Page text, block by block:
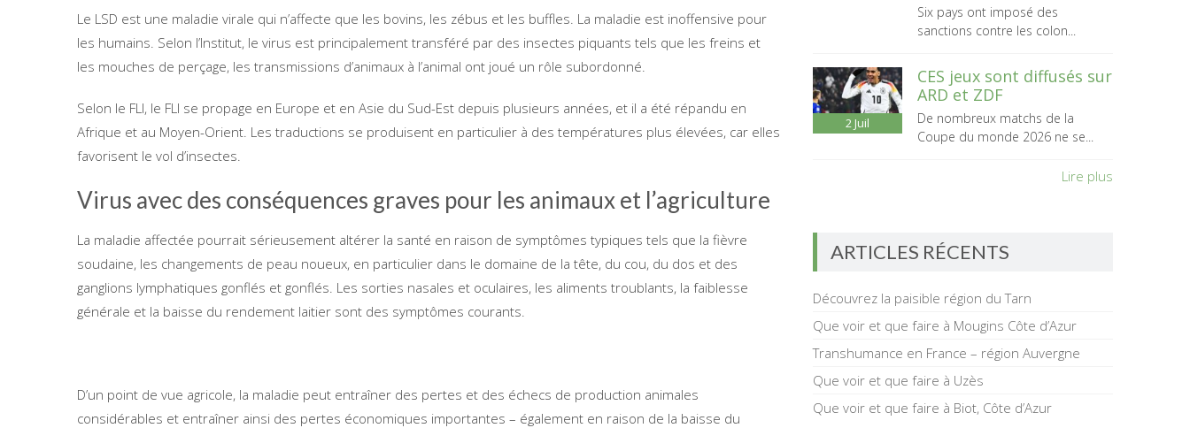
Le LSD est une maladie virale qui n’affecte que les bovins, les zébus et les buffles. La maladie est inoffensive pour
les humains. Selon l’Institut, le virus est principalement transféré par des insectes piquants tels que les freins et
les mouches de perçage, les transmissions d’animaux à l’animal ont joué un rôle subordonné.
Selon le FLI, le FLI se propage en Europe et en Asie du Sud-Est depuis plusieurs années, et il a été répandu en
Afrique et au Moyen-Orient. Les traductions se produisent en particulier à des températures plus élevées, car elles
favorisent le vol d’insectes.
Virus avec des conséquences graves pour les animaux et l’agriculture
La maladie affectée pourrait sérieusement altérer la santé en raison de symptômes typiques tels que la fièvre
soudaine, les changements de peau noueux, en particulier dans le domaine de la tête, du cou, du dos et des
ganglions lymphatiques gonflés et gonflés. Les sorties nasales et oculaires, les aliments troublants, la faiblesse
générale et la baisse du rendement laitier sont des symptômes courants.
D’un point de vue agricole, la maladie peut entraîner des pertes et des échecs de production animales
considérables et entraîner ainsi des pertes économiques importantes – également en raison de la baisse du
Six pays ont imposé des
sanctions contre les colon...
2 Juil
CES jeux sont diffusés sur
ARD et ZDF
De nombreux matchs de la
Coupe du monde 2026 ne se...
Lire plus
ARTICLES RÉCENTS
Découvrez la paisible région du Tarn
Que voir et que faire à Mougins Côte d’Azur
Transhumance en France – région Auvergne
Que voir et que faire à Uzès
Que voir et que faire à Biot, Côte d’Azur